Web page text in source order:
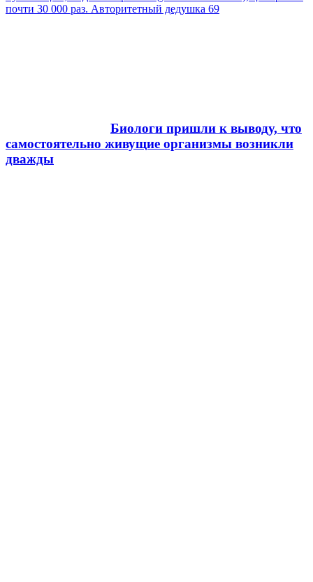
почти 30 000 раз. Авторитетный дедушка 69
Биологи пришли к выводу, что
самостоятельно живущие организмы возникли
дважды